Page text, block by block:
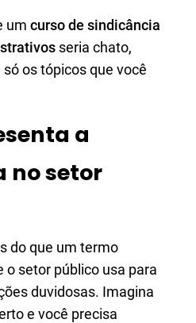
um curso de sindicância
seria chato,
os tópicos que você
a
no setor
do que um termo
o setor público usa para
duvidosas. Imagina
e você precisa